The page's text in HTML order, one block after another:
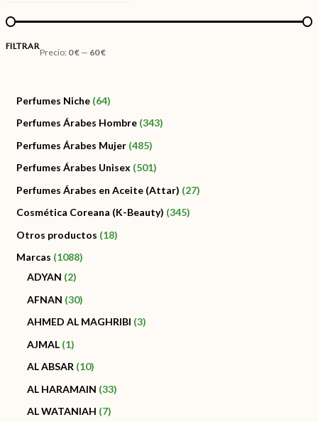
FILTRAR
Precio: 0 €— 60 €
Perfumes Niche 64
Perfumes Árabes Hombre 343
Perfumes Árabes Mujer 485
Perfumes Árabes Unisex 501
Perfumes Árabes en Aceite (Attar) 27
Cosmética Coreana (K-Beauty) 345
Otros productos 18
Marcas 1088
ADYAN 2
AFNAN 30
AHMED AL MAGHRIBI 3
AJMAL 1
AL ABSAR 10
AL HARAMAIN 33
AL WATANIAH 7